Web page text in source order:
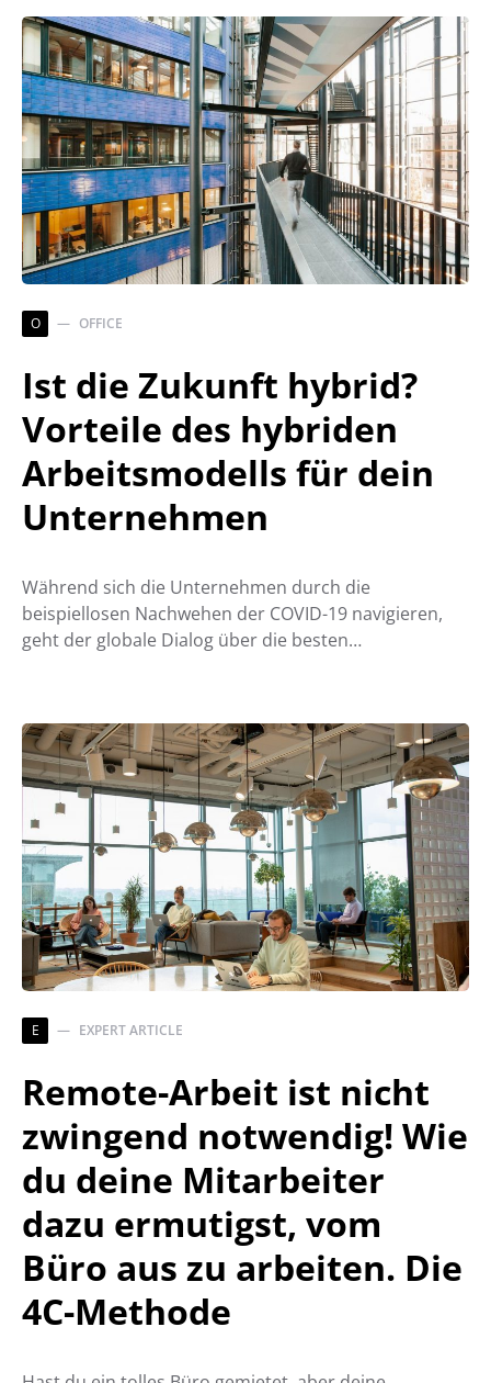
O OFFICE
Ist die Zukunft hybrid?
Vorteile des hybriden
Arbeitsmodells für dein
Unternehmen
Während sich die Unternehmen durch die
beispiellosen Nachwehen der COVID-19 navigieren,
geht der globale Dialog über die besten…
E EXPERT ARTICLE
Remote-Arbeit ist nicht
zwingend notwendig! Wie
du deine Mitarbeiter
dazu ermutigst, vom
Büro aus zu arbeiten. Die
4C-Methode